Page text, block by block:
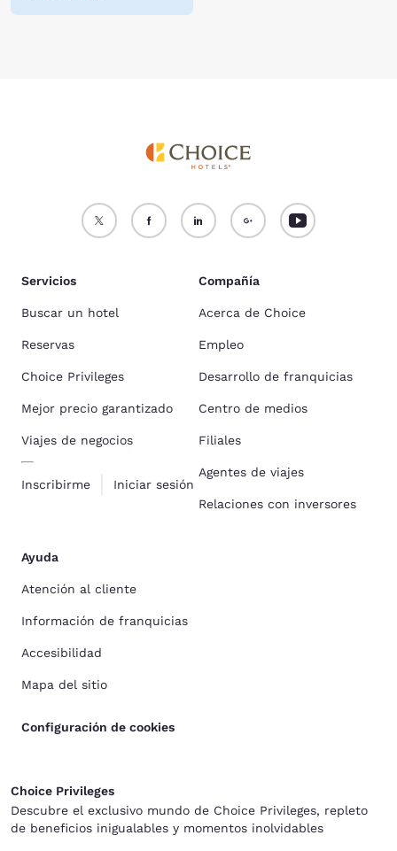
Servicios
Buscar un hotel
Reservas
Choice Privileges
Mejor precio garantizado
Viajes de negocios
Inscribirme Iniciar sesión
Compañía
Acerca de Choice
Empleo
Desarrollo de franquicias
Centro de medios
Filiales
Agentes de viajes
Relaciones con inversores
Ayuda
Atención al cliente
Información de franquicias
Accesibilidad
Mapa del sitio
Configuración de cookies
Choice Privileges
Descubre el exclusivo mundo de Choice Privileges, repleto
de beneficios inigualables y momentos inolvidables